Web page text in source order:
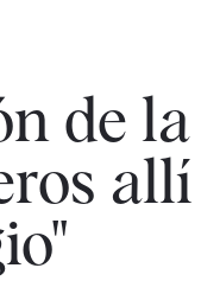
de la
allí